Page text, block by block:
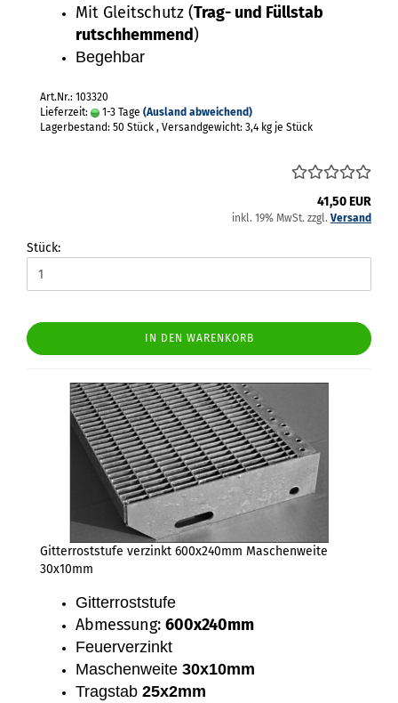
Mit Gleitschutz (Trag- und Füllstab
rutschhemmend)
Begehbar
Art.Nr.: 103320
Lieferzeit:
1-3 Tage (Ausland abweichend)
Lagerbestand: 50 Stück , Versandgewicht: 3,4 kg je Stück
41,50 EUR
inkl. 19% MwSt. zzgl. Versand
Stück:
IN DEN WARENKORB
Gitterroststufe verzinkt 600x240mm Maschenweite
30x10mm
Gitterroststufe
Abmessung: 600x240mm
Feuerverzinkt
Maschenweite 30x10mm
Tragstab 25x2mm